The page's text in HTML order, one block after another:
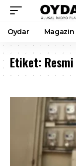
Oydar
Etiket: